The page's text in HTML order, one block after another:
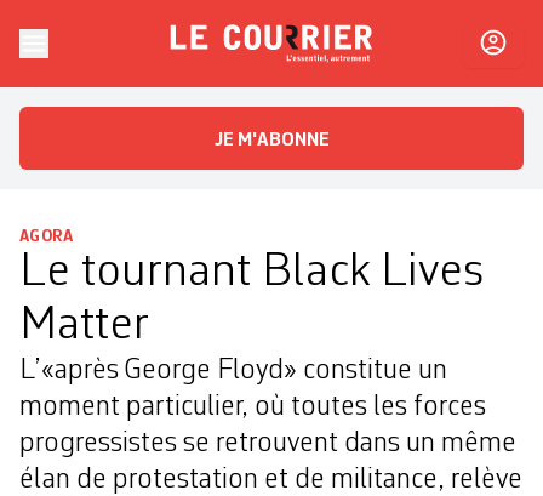
Le CourrierL'essentiel, autrement
JE M'ABONNE
AGORA
Le tournant Black Lives
Matter
L’«après George Floyd» constitue un
moment particulier, où toutes les forces
progressistes se retrouvent dans un même
élan de protestation et de militance, relève